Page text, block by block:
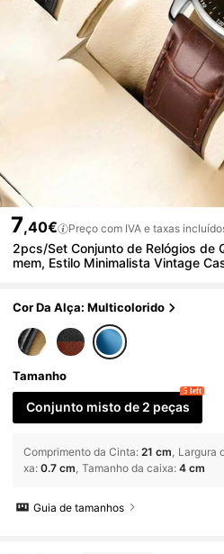
7,40€ Preço com IVA e taxas
2pcs/Set Conjunto de Relógios de
mem, Estilo Minimalista Vintage
s Presentes de Feriados para
Cor Da Alça: Multicolorido
Tamanho
Conjunto misto de 2 peças
5 left
Comprimento da Cinta: 21 cm Largura
xa: 0.7 cm Tamanho da caixa: 4 cm
Guia de tamanhos